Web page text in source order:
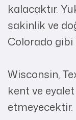
kalacaktır.
sakinlik ve
Colorado gibi
Wisconsin,
kent ve
etmeyecektir.